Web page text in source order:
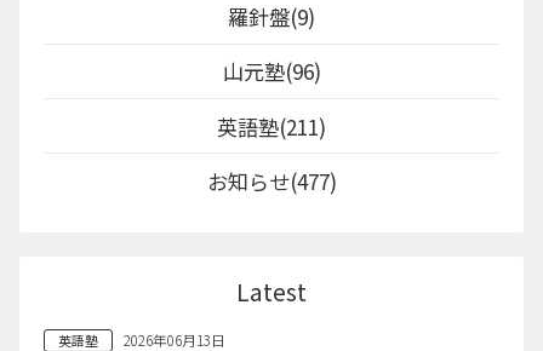
羅針盤(9)
山元塾(96)
英語塾(211)
お知らせ(477)
Latest
英語塾 2026年06月13日